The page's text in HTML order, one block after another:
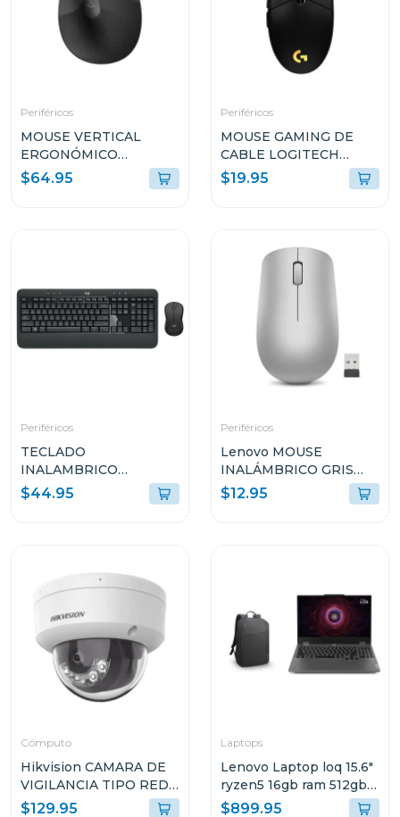
Periféricos
MOUSE VERTICAL
ERGONÓMICO
LOGITECH LIFT CON
EASY-SWITCH MR0094
$64.95
Periféricos
MOUSE GAMING DE
CABLE LOGITECH
LYGHTSYNC DE
8000DPI NEGRO G203
$19.95
Periféricos
TECLADO
INALAMBRICO
ADVANCED LOGITECH
CON MOUSE
$44.95
Periféricos
Lenovo MOUSE
INALÁMBRICO GRIS
PLATINO L300 GY50Z1
$12.95
Cómputo
Hikvision CAMARA DE
VIGILANCIA TIPO RED
DOMO CON LUZ
$129.95
Laptops
Lenovo Laptop loq 15.6"
ryzen5 16gb ram 512gb
ssd wndows 11 home sl
$899.95